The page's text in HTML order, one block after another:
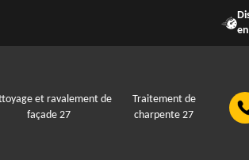
et ravalement de
façade 27
Traitement de
charpente 27